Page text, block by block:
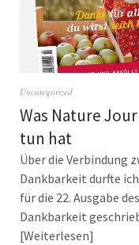
Uncategorized
Was Nature
tun hat
Über die Verbindung
Dankbarkeit durfte
für die 22. Ausgabe
Dankbarkeit
Weiterlesen